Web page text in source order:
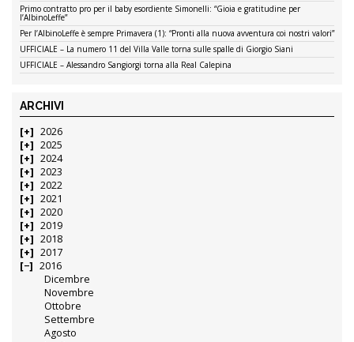
Primo contratto pro per il baby esordiente Simonelli: “Gioia e gratitudine per
l’AlbinoLeffe”
Per l’AlbinoLeffe è sempre Primavera (1): “Pronti alla nuova avventura coi nostri valori”
UFFICIALE – La numero 11 del Villa Valle torna sulle spalle di Giorgio Siani
UFFICIALE – Alessandro Sangiorgi torna alla Real Calepina
ARCHIVI
2026
2025
2024
2023
2022
2021
2020
2019
2018
2017
2016
Dicembre
Novembre
Ottobre
Settembre
Agosto